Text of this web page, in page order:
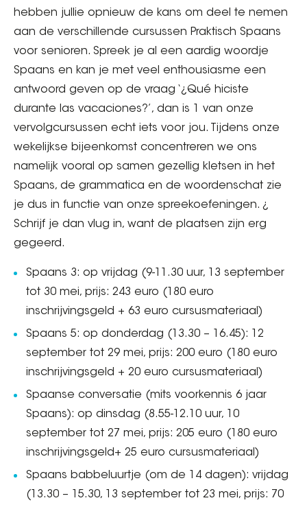
hebben jullie opnieuw de kans om deel te nemen
aan de verschillende cursussen Praktisch Spaans
voor senioren. Spreek je al een aardig woordje
Spaans en kan je met veel enthousiasme een
antwoord geven op de vraag ‘¿Qué hiciste
durante las vacaciones?’, dan is 1 van onze
vervolgcursussen echt iets voor jou. Tijdens onze
wekelijkse bijeenkomst concentreren we ons
namelijk vooral op samen gezellig kletsen in het
Spaans, de grammatica en de woordenschat zie
je dus in functie van onze spreekoefeningen. ¿
Schrijf je dan vlug in, want de plaatsen zijn erg
gegeerd.
Spaans 3: op vrijdag (9-11.30 uur, 13 september
tot 30 mei, prijs: 243 euro (180 euro
inschrijvingsgeld + 63 euro cursusmateriaal)
Spaans 5: op donderdag (13.30 – 16.45): 12
september tot 29 mei, prijs: 200 euro (180 euro
inschrijvingsgeld + 20 euro cursusmateriaal)
Spaanse conversatie (mits voorkennis 6 jaar
Spaans): op dinsdag (8.55-12.10 uur, 10
september tot 27 mei, prijs: 205 euro (180 euro
inschrijvingsgeld+ 25 euro cursusmateriaal)
Spaans babbeluurtje (om de 14 dagen): vrijdag
(13.30 – 15.30, 13 september tot 23 mei, prijs: 70